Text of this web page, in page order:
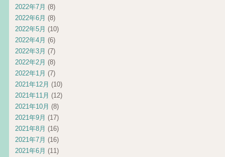
2022年7月 (8)
2022年6月 (8)
2022年5月 (10)
2022年4月 (6)
2022年3月 (7)
2022年2月 (8)
2022年1月 (7)
2021年12月 (10)
2021年11月 (12)
2021年10月 (8)
2021年9月 (17)
2021年8月 (16)
2021年7月 (16)
2021年6月 (11)